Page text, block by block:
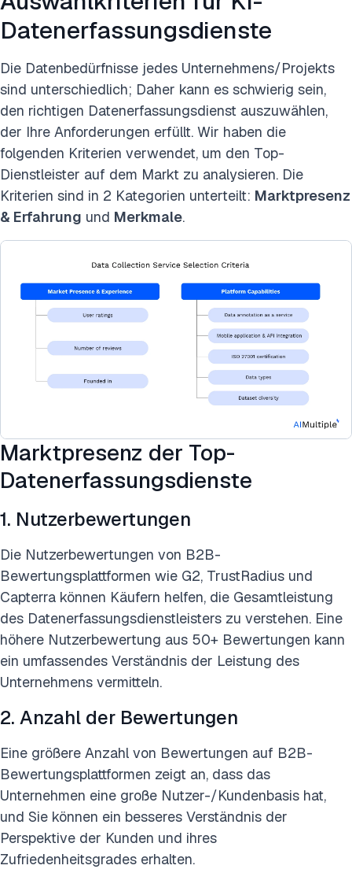
Datenerfassungsdienste
Die Datenbedürfnisse jedes Unternehmens/Projekts
sind unterschiedlich; Daher kann es schwierig sein,
den richtigen Datenerfassungsdienst auszuwählen,
der Ihre Anforderungen erfüllt. Wir haben die
folgenden Kriterien verwendet, um den Top-
Dienstleister auf dem Markt zu analysieren. Die
Kriterien sind in 2 Kategorien unterteilt: Marktpresenz
& Erfahrung und Merkmale.
Marktpresenz der Top-
Datenerfassungsdienste
1. Nutzerbewertungen
Die Nutzerbewertungen von B2B-
Bewertungsplattformen wie G2, TrustRadius und
Capterra können Käufern helfen, die Gesamtleistung
des Datenerfassungsdienstleisters zu verstehen. Eine
höhere Nutzerbewertung aus 50+ Bewertungen kann
ein umfassendes Verständnis der Leistung des
Unternehmens vermitteln.
2. Anzahl der Bewertungen
Eine größere Anzahl von Bewertungen auf B2B-
Bewertungsplattformen zeigt an, dass das
Unternehmen eine große Nutzer-/Kundenbasis hat,
und Sie können ein besseres Verständnis der
Perspektive der Kunden und ihres
Zufriedenheitsgrades erhalten.